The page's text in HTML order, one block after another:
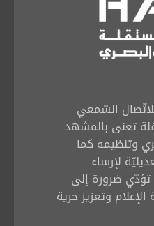
السّمعي
تعنى بالمشهد
وتنظيمه كما
لإرساء
تؤدّي ضرورة إلى
وتعزيز حرية